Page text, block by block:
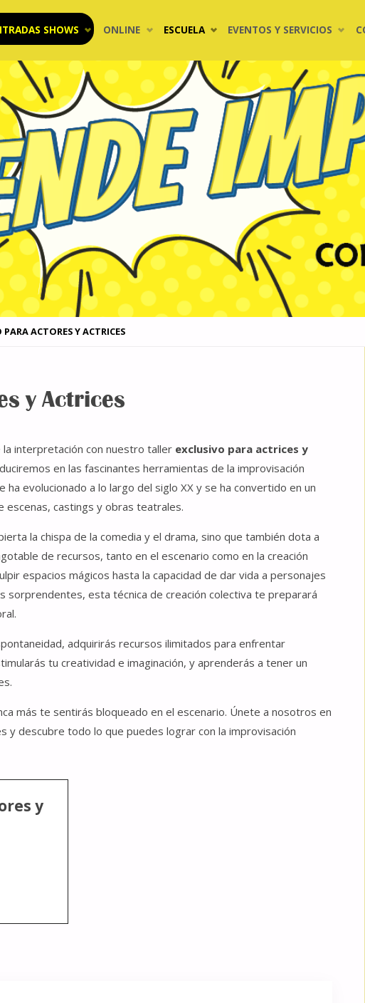
SHOWS ONLINE ESCUELA EVENTOS Y SERVICIOS
PARA ACTORES Y ACTRICES
y Actrices
la interpretación con nuestro taller exclusivo para actrices y
en las fascinantes herramientas de la improvisación
ha evolucionado a lo largo del siglo XX y se ha convertido en un
escenas, castings y obras teatrales.
la chispa de la comedia y el drama, sino que también dota a
de recursos, tanto en el escenario como en la creación
espacios mágicos hasta la capacidad de dar vida a personajes
sorprendentes, esta técnica de creación colectiva te preparará
adquirirás recursos ilimitados para enfrentar
tu creatividad e imaginación, y aprenderás a tener un
más te sentirás bloqueado en el escenario. Únete a nosotros en
y descubre todo lo que puedes lograr con la improvisación
y